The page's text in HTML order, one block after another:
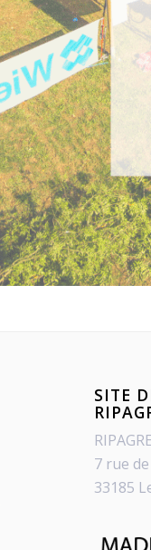
SITE
7 rue
33185